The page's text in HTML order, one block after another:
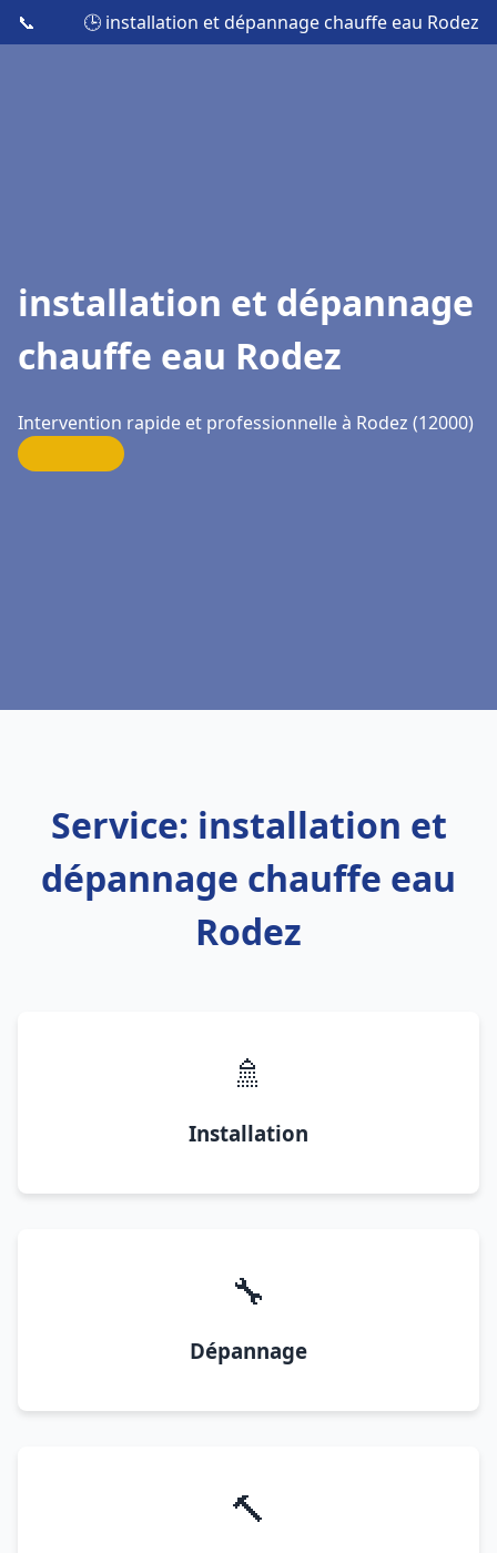
📞 🕒 installation et dépannage chauffe eau Rodez
installation et dépannage
chauffe eau Rodez
Intervention rapide et professionnelle à Rodez (12000)
Service: installation et
dépannage chauffe eau
Rodez
🚿
Installation
🔧
Dépannage
🔨